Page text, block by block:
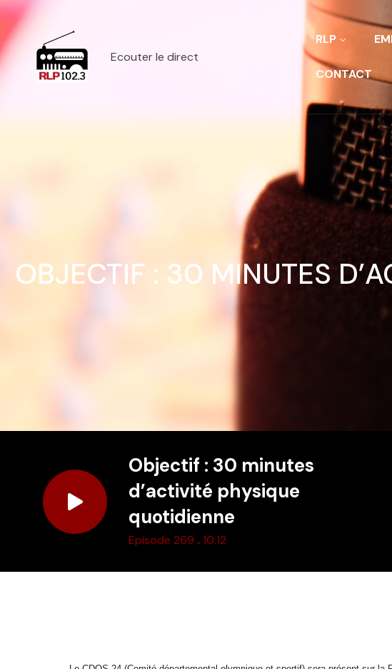
Ecouter le direct
RLP
CONTACT
OBJECTIF : 30 MINUTES
Objectif : 30 minutes
d’activité physique
quotidienne
Episode 269 .10:12